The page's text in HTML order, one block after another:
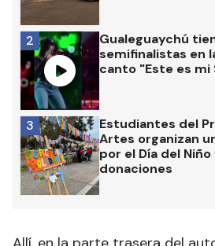
Gualeguaychú
semifinalistas en
canto "Este es mi
2
Estudiantes del
Artes organizan
por el Día del
donaciones
3